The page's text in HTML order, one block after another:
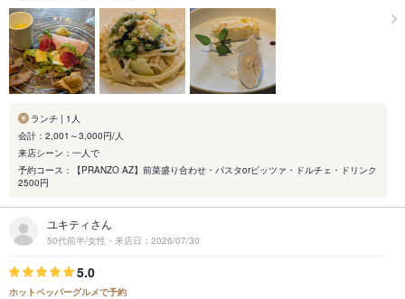
ランチ | 1人
会計：2,001～3,000円/人
来店シーン：一人で
予約コース：【PRANZO AZ】前菜盛り合わせ・パスタorピッツァ・ドルチェ・ドリンク
2500円
ユキティさん
50代前半/女性・来店日：2026/07/30
5.0
ホットペッパーグルメで予約